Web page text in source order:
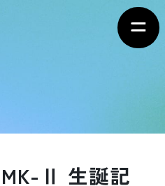
MK-Ⅱ 生誕記